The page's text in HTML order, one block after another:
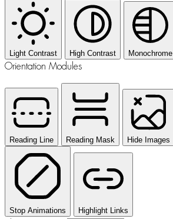
Light Contrast High Contrast Monochrome
Orientation Modules
Reading Line Reading Mask Hide Images
Stop Animations Highlight Links